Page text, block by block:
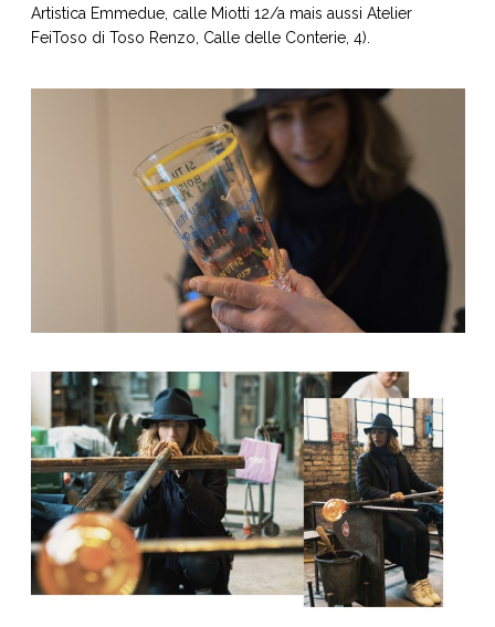
Artistica Emmedue, calle Miotti 12/a mais aussi Atelier
FeiToso di Toso Renzo, Calle delle Conterie, 4).